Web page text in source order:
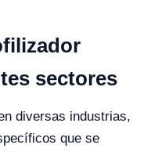
sectores
diversas industrias,
que se